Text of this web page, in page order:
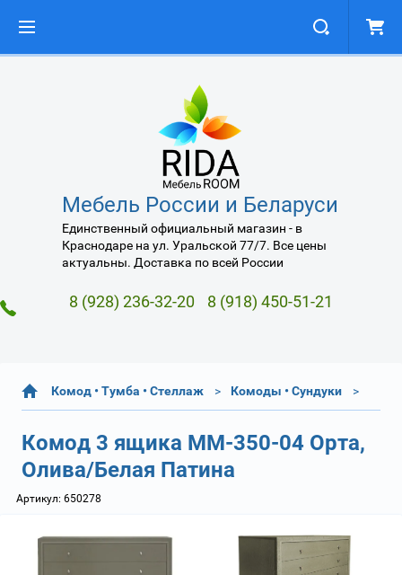
Мебель России и Беларуси
Единственный официальный магазин - в
Краснодаре на ул. Уральской 77/7. Все цены
актуальны. Доставка по всей России
8 (928) 236-32-20 8 (918) 450-51-21
Комод • Тумба • Стеллаж Комоды • Сундуки
Комод 3 ящика ММ-350-04 Орта,
Олива/Белая Патина
Артикул: 650278